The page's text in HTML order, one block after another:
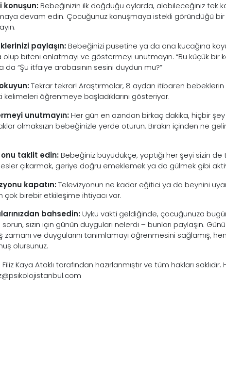
konuşun:Bebeğinizin ilk doğduğu aylarda, alabileceğiniz tek
devam edin. Çocuğunuz konuşmaya istekli göründüğü
paylaşın:Bebeğinizi pusetine ya da ana kucağına
biteni anlatmayı ve göstermeyi unutmayın. “Bu küçük bir
da “Şu itfaiye arabasının sesini duydun mu?”
Tekrar tekrar! Araştırmalar, 8 aydan itibaren
kelimeleri öğrenmeye başladıklarını gösteriyor.
unutmayın:Her gün en azından birkaç dakika, hiçbir şey
olmaksızın bebeğinizle yerde oturun. Bırakın içinden ne
onu taklit edin:Bebeğiniz büyüdükçe, yaptığı her şeyi sizin de
çıkarmak, geriye doğru emeklemek ya da gülmek gibi
kapatın:Televizyonun ne kadar eğitici ya da beynini
çok birebir etkileşime ihtiyacı var.
bahsedin:Uyku vakti geldiğinde, çocuğunuza
sizin için günün duyguları nelerdi – bunları paylaşın.
zamanı ve duygularını tanımlamayı öğrenmesini sağlamış,
olursunuz.
Filiz Kaya Ataklı tarafından hazırlanmıştır ve tüm hakları